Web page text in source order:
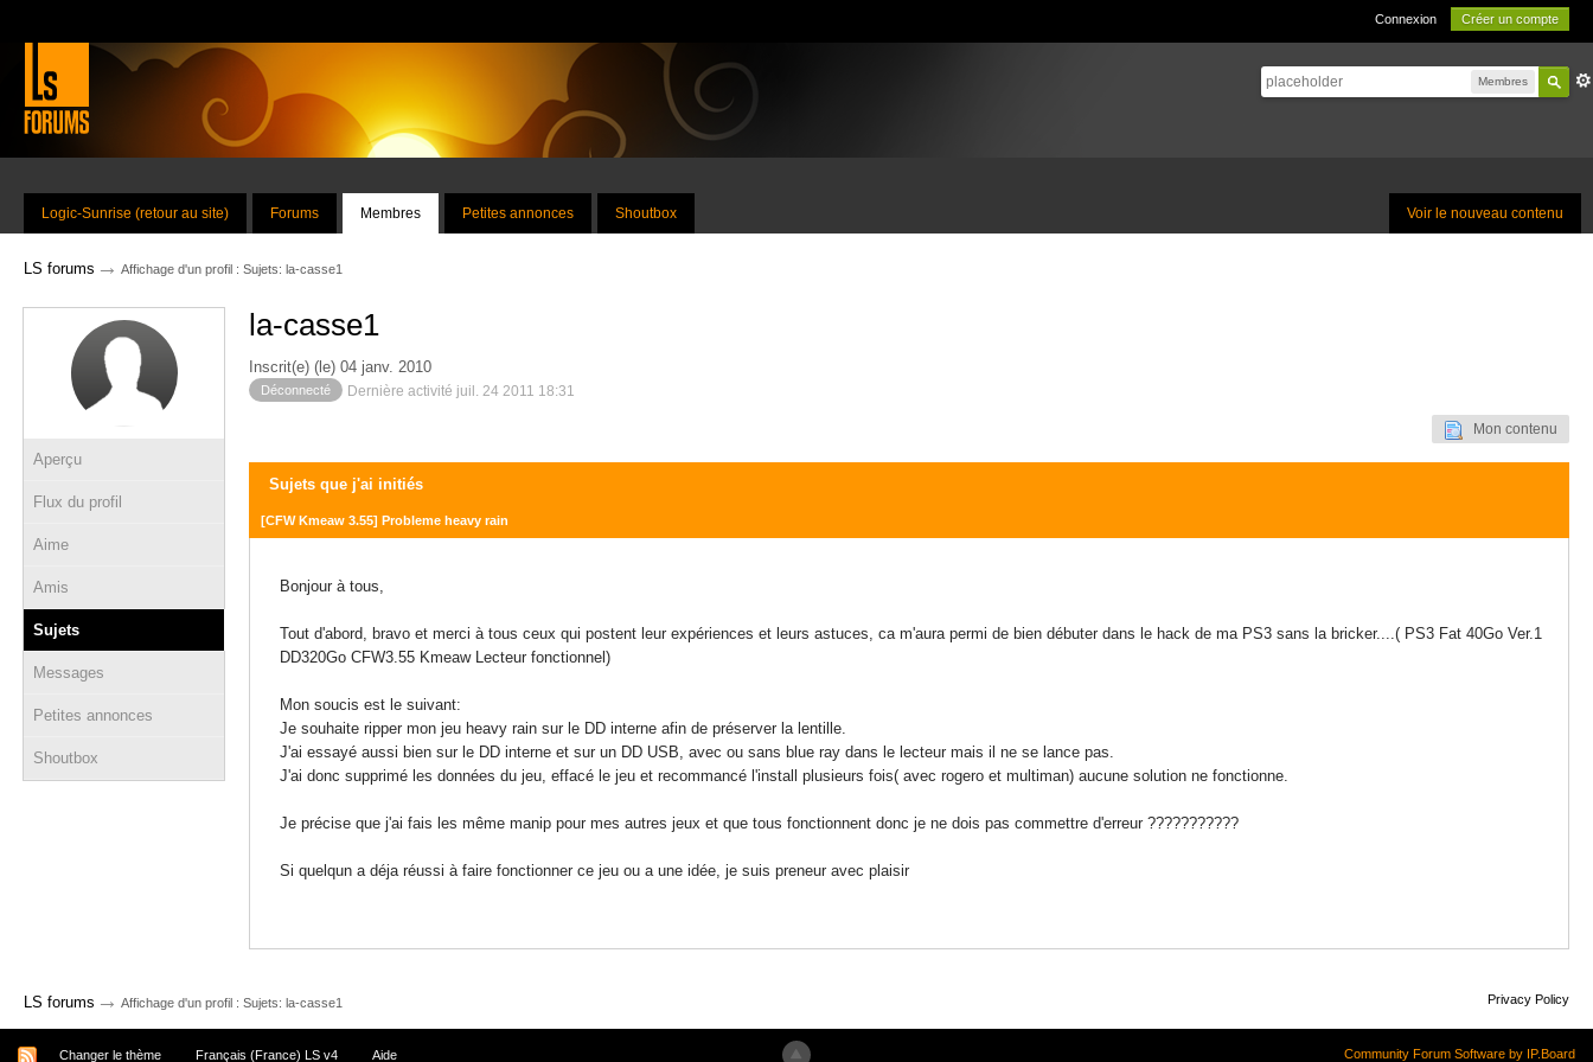
Connexion Créer un compte
Membres
Voir le nouveau contenu
Logic-Sunrise (retour au site) Forums Membres Petites annonces Shoutbox
LS forums → Affichage d'un profil : Sujets: la-casse1
Aperçu
Flux du profil
Aime
Amis
Sujets
Messages
Petites annonces
Shoutbox
la-casse1
Inscrit(e) (le) 04 janv. 2010
Déconnecté Dernière activité juil. 24 2011 18:31
Mon contenu
Sujets que j'ai initiés
[CFW Kmeaw 3.55] Probleme heavy rain
Bonjour à tous,
Tout d'abord, bravo et merci à tous ceux qui postent leur expériences et leurs astuces, ca m'aura permi de bien débuter dans le hack de ma PS3 sans la bricker....( PS3 Fat 40Go Ver.1
DD320Go CFW3.55 Kmeaw Lecteur fonctionnel)
Mon soucis est le suivant:
Je souhaite ripper mon jeu heavy rain sur le DD interne afin de préserver la lentille.
J'ai essayé aussi bien sur le DD interne et sur un DD USB, avec ou sans blue ray dans le lecteur mais il ne se lance pas.
J'ai donc supprimé les données du jeu, effacé le jeu et recommancé l'install plusieurs fois( avec rogero et multiman) aucune solution ne fonctionne.
Je précise que j'ai fais les même manip pour mes autres jeux et que tous fonctionnent donc je ne dois pas commettre d'erreur ???????????
Si quelqun a déja réussi à faire fonctionner ce jeu ou a une idée, je suis preneur avec plaisir
LS forums → Affichage d'un profil : Sujets: la-casse1 Privacy Policy
Changer le thème Français (France) LS v4 Aide
Community Forum Software by IP.Board